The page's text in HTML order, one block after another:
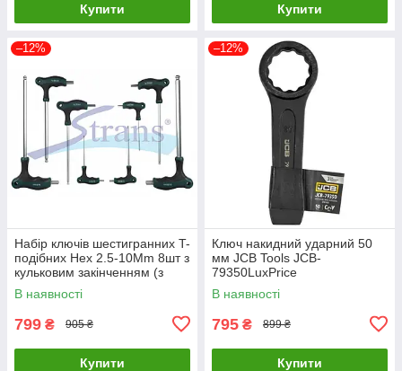
Купити Купити
–12%
Набір ключів шестигранних T-
подібних Hex 2.5-10Mm 8шт з
кульковим закінченням (з
ручками) HBK-11008
В наявності
799 ₴ 905 ₴
Купити
–12%
Ключ накидний ударний 50
мм JCB Tools JCB-
79350LuxPrice
В наявності
795 ₴ 899 ₴
Купити